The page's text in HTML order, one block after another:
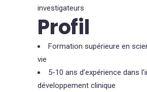
investigateurs
Profil
Formation supérieure en
vie
5-10 ans d’expérience dans
développement clinique